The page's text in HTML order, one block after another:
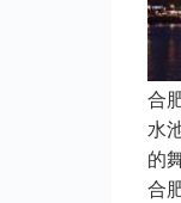
合
水
的
合